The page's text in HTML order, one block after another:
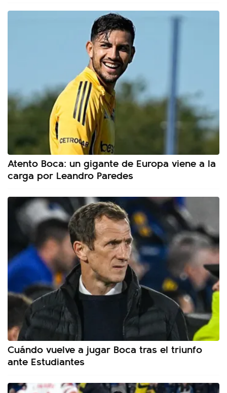
Atento Boca: un gigante de Europa viene a la
carga por Leandro Paredes
Cuándo vuelve a jugar Boca tras el triunfo
ante Estudiantes